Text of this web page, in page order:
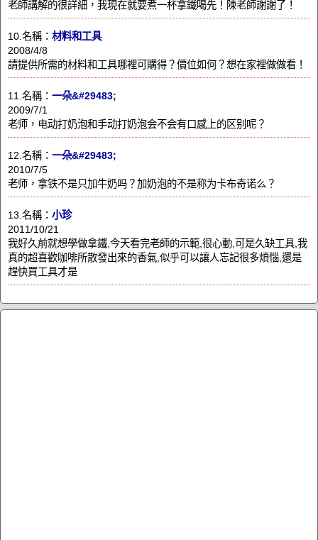
老師講解的很詳細，我現在就要煮一杯拿鐵喝先！陳老師謝謝了！
10.名稱： 材料和工具
2008/4/8
請提供所需的材料和工具哪裡可購得？價位如何？想在家裡做做看！
11.名稱： 一朵&#29483;
2009/7/1
老师，电动打奶泡和手动打奶泡会不会有口感上的区别呢？
12.名稱： 一朵&#29483;
2010/7/5
老师，拿铁不是只加牛奶吗？加奶泡的不是称为卡布奇诺么？
13.名稱： 小珍
2011/10/21
我好久前就想學做拿鐵,今天看完老師的示範,很心動,可是久缺工具,我
真的超喜歡咖啡所散發出來的香氣,似乎可以讓人忘記很多煩惱,還是
趕快買工具才是